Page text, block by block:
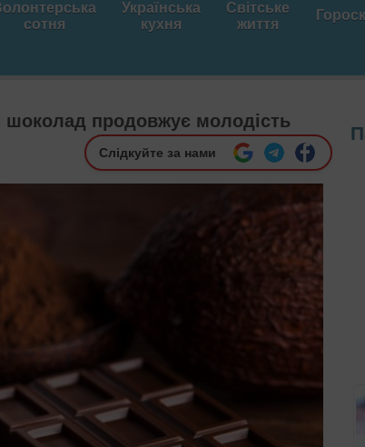
сотня
Українська
кухня
Світське
життя
продовжує молодість
Слідкуйте за нами